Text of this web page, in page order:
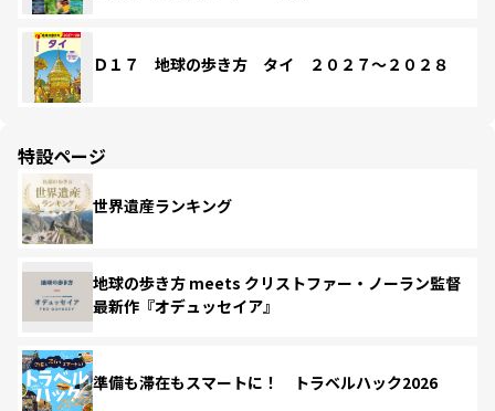
Ｄ１７ 地球の歩き方 タイ ２０２７～２０２８
特設ページ
世界遺産ランキング
地球の歩き方 meets クリストファー・ノーラン監督
最新作『オデュッセイア』
準備も滞在もスマートに！ トラベルハック2026